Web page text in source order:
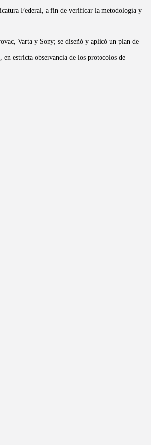
Federal, a fin de verificar la metodología y
Varta y Sony; se diseñó y aplicó un plan de
estricta observancia de los protocolos de